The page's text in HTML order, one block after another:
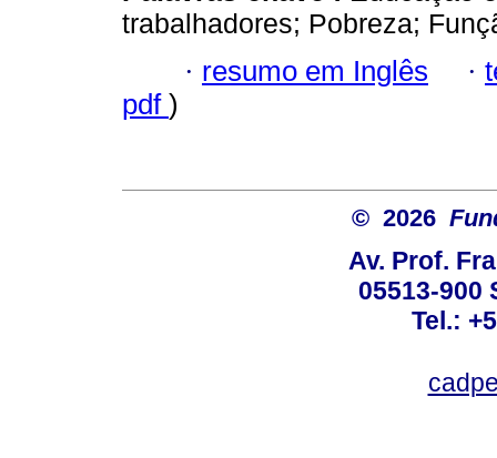
trabalhadores; Pobreza;
· resumo em Inglês ·
pdf )
© 2026
Av. Prof.
05513-900
Tel.: